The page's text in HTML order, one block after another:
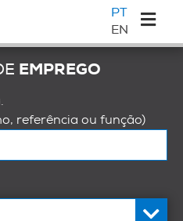
PT
EN
EMPREGO
referência ou função)